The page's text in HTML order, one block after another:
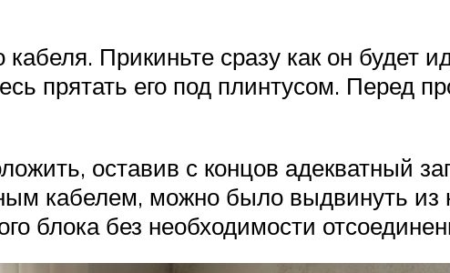
Прикиньте сразу как он будет
прятать его под плинтусом. Перед
оставив с концов адекватный
кабелем, можно было выдвинуть из
блока без необходимости